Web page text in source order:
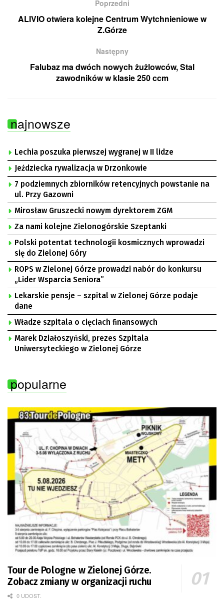
Poprzedni
ALIVIO otwiera kolejne Centrum Wytchnieniowe w
Z.Górze
Następny
Falubaz ma dwóch nowych żużlowców, Stal
zawodników w klasie 250 ccm
najnowsze
Lechia poszuka pierwszej wygranej w II lidze
Jeździecka rywalizacja w Drzonkowie
7 podziemnych zbiorników retencyjnych powstanie na
ul. Przy Gazowni
Mirosław Gruszecki nowym dyrektorem ZGM
Za nami kolejne Zielonogórskie Szeptanki
Polski potentat technologii kosmicznych wprowadzi
się do Zielonej Góry
ROPS w Zielonej Górze prowadzi nabór do konkursu
„Lider Wsparcia Seniora”
Lekarskie pensje – szpital w Zielonej Górze podaje
dane
Władze szpitala o cięciach finansowych
Marek Działoszyński, prezes Szpitala
Uniwersyteckiego w Zielonej Górze
popularne
Tour de Pologne w Zielonej Górze.
Zobacz zmiany w organizacji ruchu
0 UDOST.